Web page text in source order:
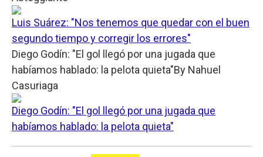
Luis Suárez: "Nos tenemos que quedar con el buen
segundo tiempo y corregir los errores"
Diego Godín: "El gol llegó por una jugada que
habíamos hablado: la pelota quieta"By Nahuel
Casuriaga
Diego Godín: "El gol llegó por una jugada que
habíamos hablado: la pelota quieta"